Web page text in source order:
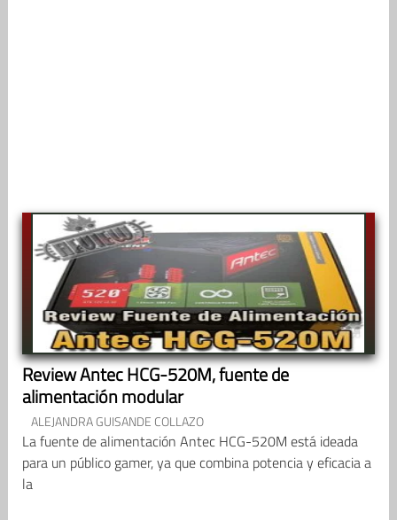
Review Antec HCG-520M, fuente de
alimentación modular
ALEJANDRA GUISANDE COLLAZO
La fuente de alimentación Antec HCG-520M está ideada
para un público gamer, ya que combina potencia y eficacia a
la